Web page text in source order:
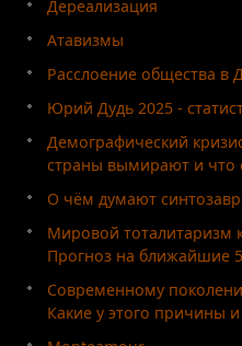
Дереализация
Атавизмы
Расслоение общества в
Юрий Дудь 2025 -
Демографический
страны вымирают и что
О чём думают
Мировой тоталитаризм
Прогноз на ближайшие
Современному
Какие у этого причины